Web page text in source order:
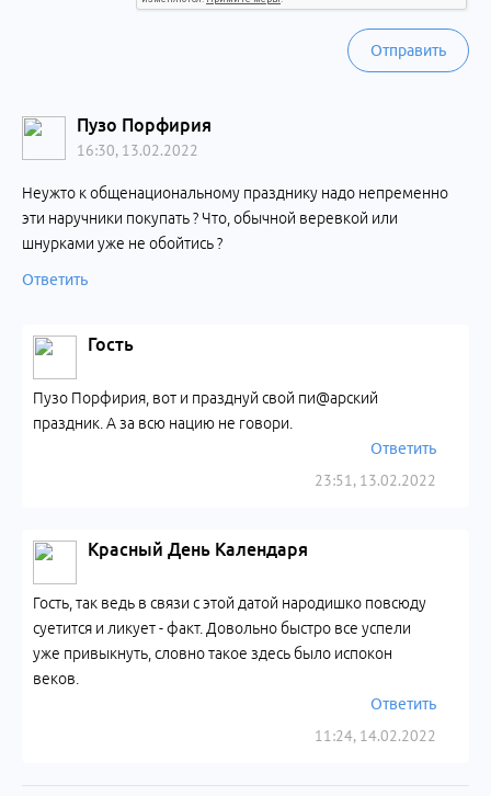
Отправить
Пузо Порфирия
16:30, 13.02.2022
Неужто к общенациональному празднику надо непременно
эти наручники покупать ? Что, обычной веревкой или
шнурками уже не обойтись ?
Ответить
Гость
23:51, 13.02.2022
Пузо Порфирия, вот и празднуй свой пи@арский
праздник. А за всю нацию не говори.
Ответить
Красный День Календаря
11:24, 14.02.2022
Гость, так ведь в связи с этой датой народишко повсюду
суетится и ликует - факт. Довольно быстро все успели
уже привыкнуть, словно такое здесь было испокон
веков.
Ответить